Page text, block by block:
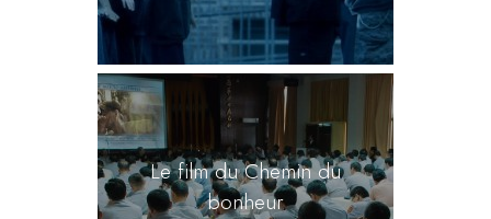
Le film du Chemin du
bonheur